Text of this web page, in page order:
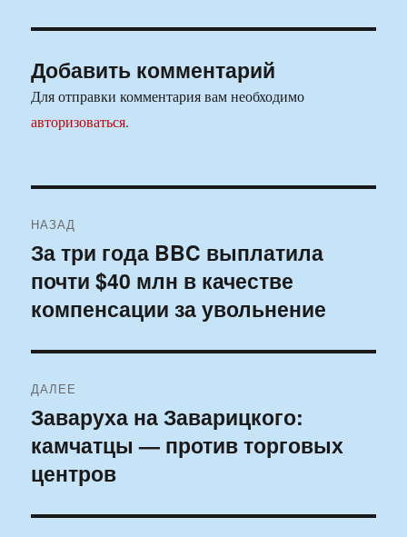
Добавить комментарий
Для отправки комментария вам необходимо
авторизоваться.
по
записям
НАЗАД
Предыдущая
запись:
За три года BBC выплатила
почти $40 млн в качестве
компенсации за увольнение
ДАЛЕЕ
Следующая
запись:
Заваруха на Заварицкого:
камчатцы — против торговых
центров